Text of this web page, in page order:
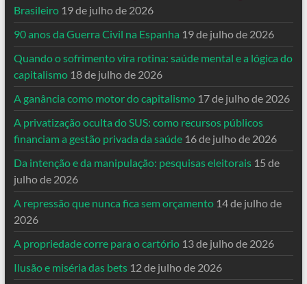
Brasileiro 19 de julho de 2026
90 anos da Guerra Civil na Espanha 19 de julho de 2026
Quando o sofrimento vira rotina: saúde mental e a lógica do
capitalismo 18 de julho de 2026
A ganância como motor do capitalismo 17 de julho de 2026
A privatização oculta do SUS: como recursos públicos
financiam a gestão privada da saúde 16 de julho de 2026
Da intenção e da manipulação: pesquisas eleitorais 15 de
julho de 2026
A repressão que nunca fica sem orçamento 14 de julho de
2026
A propriedade corre para o cartório 13 de julho de 2026
Ilusão e miséria das bets 12 de julho de 2026